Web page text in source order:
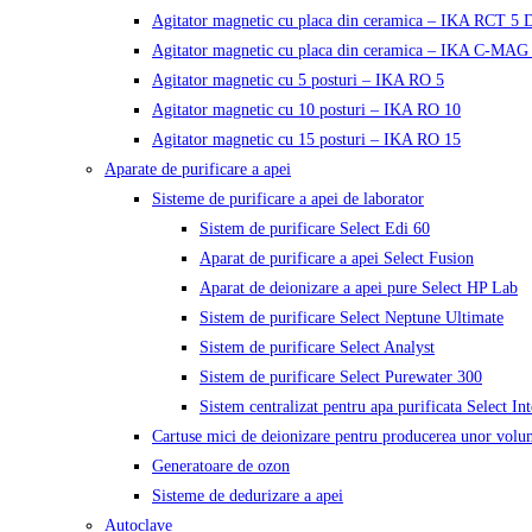
Agitator magnetic cu placa din ceramica – IKA RCT 5
Agitator magnetic cu placa din ceramica – IKA C-MAG
Agitator magnetic cu 5 posturi – IKA RO 5
Agitator magnetic cu 10 posturi – IKA RO 10
Agitator magnetic cu 15 posturi – IKA RO 15
Aparate de purificare a apei
Sisteme de purificare a apei de laborator
Sistem de purificare Select Edi 60
Aparat de purificare a apei Select Fusion
Aparat de deionizare a apei pure Select HP Lab
Sistem de purificare Select Neptune Ultimate
Sistem de purificare Select Analyst
Sistem de purificare Select Purewater 300
Sistem centralizat pentru apa purificata Select
Cartuse mici de deionizare pentru producerea unor
Generatoare de ozon
Sisteme de dedurizare a apei
Autoclave